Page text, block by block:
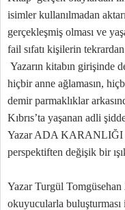
isimler kullanılmadan
gerçekleşmiş olması ve
fail sıfatı kişilerin
Yazarın kitabın girişinde
hiçbir anne ağlamasın,
demir parmaklıklar
Kıbrıs’ta yaşanan adli
Yazar ADA KARANLIĞI
perspektiften değişik bir
Yazar Turgül
okuyucularla buluşturması